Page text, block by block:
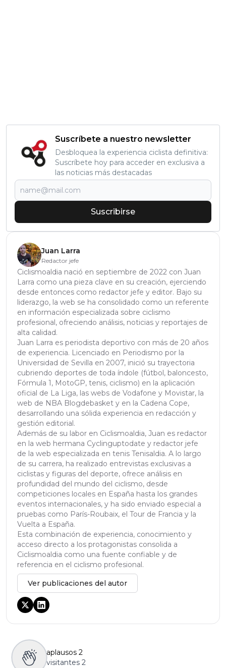
Suscríbete a nuestro newsletter
Desbloquea la experiencia ciclista definitiva:
Suscríbete hoy para acceder en exclusiva a
las noticias más destacadas
Suscribirse
Juan Larra
Redactor jefe
Ciclismoaldia nació en septiembre de 2022 con Juan
Larra como una pieza clave en su creación, ejerciendo
desde entonces como redactor jefe y editor. Bajo su
liderazgo, la web se ha consolidado como un referente
en información especializada sobre ciclismo
profesional, ofreciendo análisis, noticias y reportajes de
alta calidad.
Juan Larra es periodista deportivo con más de 20 años
de experiencia. Licenciado en Periodismo por la
Universidad de Sevilla en 2007, inició su trayectoria
cubriendo deportes de toda índole (fútbol, baloncesto,
Fórmula 1, MotoGP, tenis, ciclismo) en la aplicación
oficial de La Liga, las webs de Vodafone y Movistar, la
web de NBA Blogdebasket y en la Cadena Cope,
desarrollando una sólida experiencia en redacción y
gestión editorial.
Además de su labor en Ciclismoaldia, Juan es redactor
en la web hermana Cyclinguptodate y redactor jefe
de la web especializada en tenis Tenisaldia. A lo largo
de su carrera, ha realizado entrevistas exclusivas a
ciclistas y figuras del deporte, ofrece análisis en
profundidad del mundo del ciclismo, desde
competiciones locales en España hasta los grandes
eventos internacionales, y ha sido enviado especial a
pruebas como París-Roubaix, el Tour de Francia y la
Vuelta a España.
Esta combinación de experiencia, conocimiento y
acceso directo a los protagonistas consolida a
Ciclismoaldia como una fuente confiable y de
referencia en el ciclismo profesional.
Ver publicaciones del autor
aplausos 2
visitantes 2